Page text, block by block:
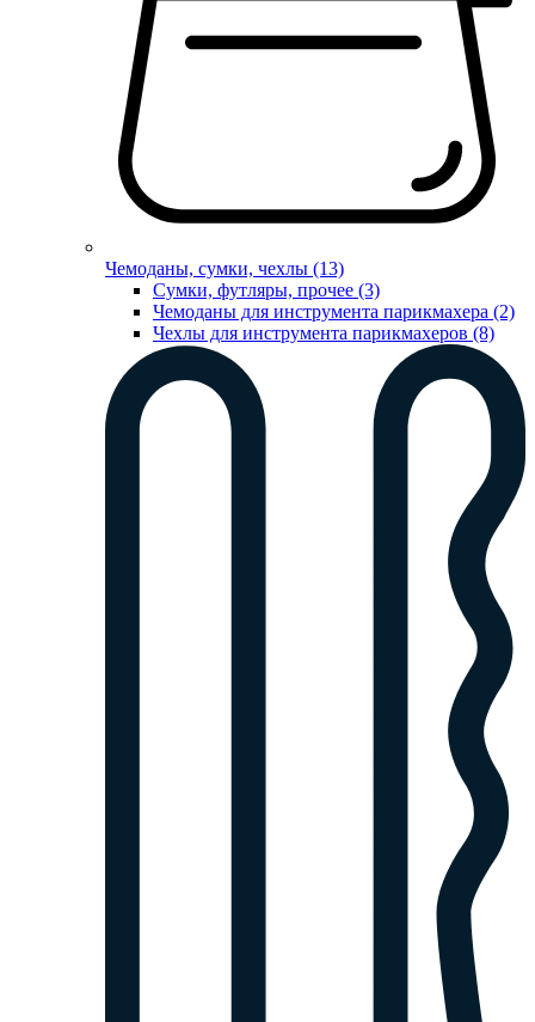
Чемоданы, сумки, чехлы (13)
Сумки, футляры, прочее (3)
Чемоданы для инструмента парикмахера (2)
Чехлы для инструмента парикмахеров (8)